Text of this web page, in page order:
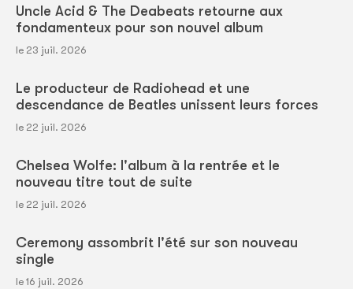
Uncle Acid & The Deabeats retourne aux
fondamenteux pour son nouvel album
le 23 juil. 2026
Le producteur de Radiohead et une
descendance de Beatles unissent leurs forces
le 22 juil. 2026
Chelsea Wolfe: l'album à la rentrée et le
nouveau titre tout de suite
le 22 juil. 2026
Ceremony assombrit l'été sur son nouveau
single
le 16 juil. 2026